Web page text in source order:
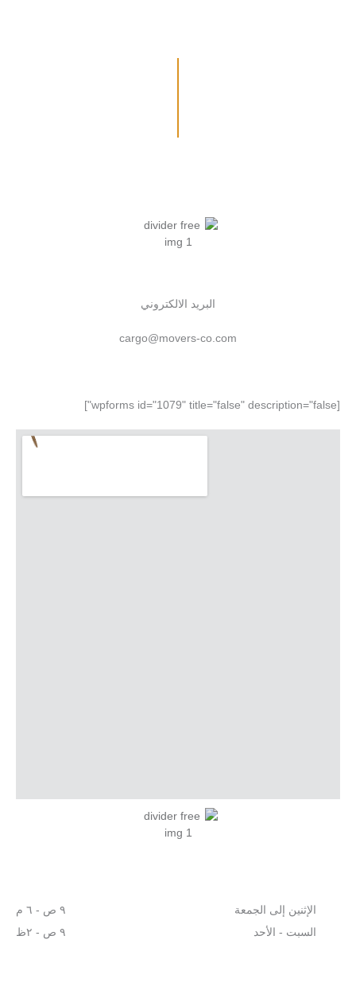
البريد الالكتروني
cargo@movers-co.com
[wpforms id="1079" title="false" description="false"]
الإثنين إلى الجمعة
٩ ص - ٦ م
السبت - الأحد
٩ ص - ٢ظ